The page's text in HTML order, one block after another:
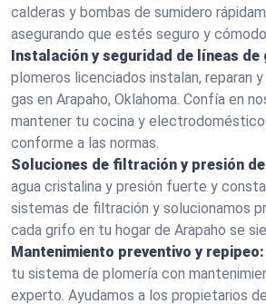
calderas y bombas de sumidero
asegurando que estés seguro y
Instalación y seguridad de líneas de
plomeros licenciados instalan, reparan
gas en Arapaho, Oklahoma. Confía en
mantener tu cocina y
conforme a las normas.
Soluciones de filtración y presión
agua cristalina y presión fuerte y
sistemas de filtración y solucionamos
cada grifo en tu hogar de Arapaho se
Mantenimiento preventivo y repipeo:
tu sistema de plomería con
experto. Ayudamos a los propietarios